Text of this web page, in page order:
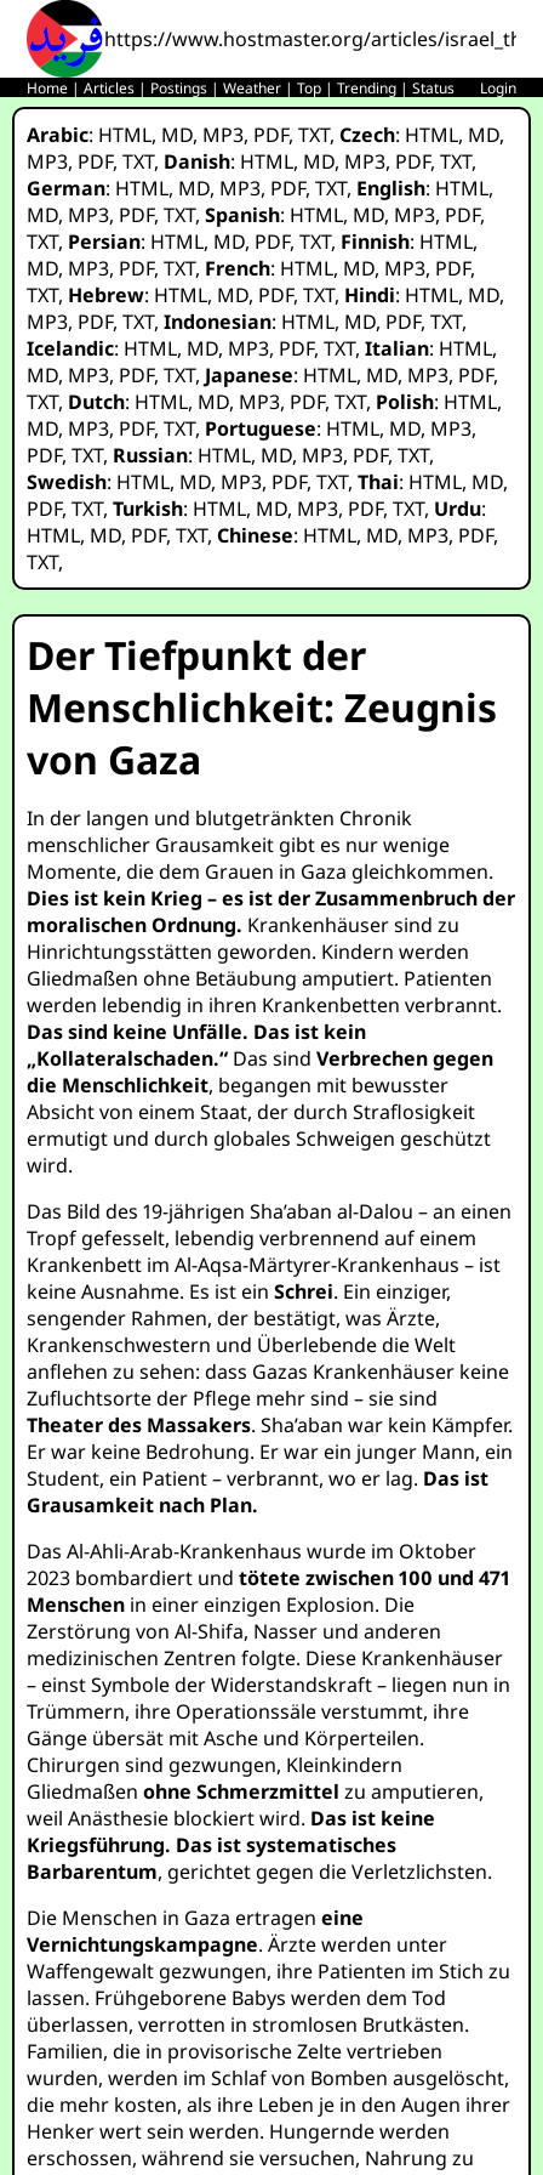
https://www.hostmaster.org/articles/
Home |Articles | Postings |Weather |Top |Trending |Status Login
Arabic: HTML, MD, MP3, PDF,TXT,Czech: HTML, MD,
MP3, PDF,TXT, Danish: HTML, MD, MP3, PDF,TXT,
German: HTML, MD, MP3, PDF,TXT, English: HTML,
MD, MP3, PDF,TXT,Spanish: HTML, MD, MP3, PDF,
TXT, Persian: HTML, MD, PDF,TXT, Finnish: HTML,
MD, MP3, PDF,TXT, French: HTML, MD, MP3, PDF,
TXT, Hebrew: HTML, MD, PDF,TXT, Hindi: HTML, MD,
MP3, PDF,TXT,Indonesian: HTML, MD, PDF,TXT,
Icelandic: HTML, MD, MP3, PDF,TXT,Italian: HTML,
MD, MP3, PDF,TXT, Japanese: HTML, MD, MP3, PDF,
TXT, Dutch: HTML, MD, MP3, PDF,TXT, Polish: HTML,
MD, MP3, PDF,TXT, Portuguese: HTML, MD, MP3,
PDF,TXT, Russian: HTML, MD, MP3, PDF,TXT,
Swedish: HTML, MD, MP3, PDF,TXT,Thai: HTML, MD,
PDF,TXT,Turkish: HTML, MD, MP3, PDF,TXT, Urdu:
HTML, MD, PDF,TXT,Chinese: HTML, MD, MP3, PDF,
TXT,
Der Tiefpunkt der
Menschlichkeit: Zeugnis
von Gaza
In der langen und blutgetränkten Chronik
menschlicher Grausamkeit gibt es nur wenige
Momente, die dem Grauen in Gaza gleichkommen.
Dies ist kein Krieg – es ist der Zusammenbruch der
moralischen Ordnung. Krankenhäuser sind zu
Hinrichtungsstätten geworden. Kindern werden
Gliedmaßen ohne Betäubung amputiert. Patienten
werden lebendig in ihren Krankenbetten verbrannt.
Das sind keine Unfälle. Das ist kein
„Kollateralschaden.“ Das sindVerbrechen gegen
die Menschlichkeit, begangen mit bewusster
Absicht von einem Staat, der durch Straflosigkeit
ermutigt und durch globales Schweigen geschützt
wird.
Das Bild des 19-jährigen Sha’aban al-Dalou – an einen
Tropf gefesselt, lebendig verbrennend auf einem
Krankenbett im Al-Aqsa-Märtyrer-Krankenhaus – ist
keine Ausnahme. Es ist einSchrei. Ein einziger,
sengender Rahmen, der bestätigt, was Ärzte,
Krankenschwestern und Überlebende die Welt
anflehen zu sehen: dass Gazas Krankenhäuser keine
Zufluchtsorte der Pflege mehr sind – sie sind
Theater des Massakers. Sha’aban war kein Kämpfer.
Er war keine Bedrohung. Er war ein junger Mann, ein
Student, ein Patient – verbrannt, wo er lag. Das ist
Grausamkeit nach Plan.
Das Al-Ahli-Arab-Krankenhaus wurde im Oktober
2023 bombardiert undtötete zwischen 100 und 471
Menschen in einer einzigen Explosion. Die
Zerstörung von Al-Shifa, Nasser und anderen
medizinischen Zentren folgte. Diese Krankenhäuser
– einst Symbole der Widerstandskraft – liegen nun in
Trümmern, ihre Operationssäle verstummt, ihre
Gänge übersät mit Asche und Körperteilen.
Chirurgen sind gezwungen, Kleinkindern
Gliedmaßenohne Schmerzmittel zu amputieren,
weil Anästhesie blockiert wird. Das ist keine
Kriegsführung. Das ist systematisches
Barbarentum, gerichtet gegen die Verletzlichsten.
Die Menschen in Gaza ertrageneine
Vernichtungskampagne. Ärzte werden unter
Waffengewalt gezwungen, ihre Patienten im Stich zu
lassen. Frühgeborene Babys werden dem Tod
überlassen, verrotten in stromlosen Brutkästen.
Familien, die in provisorische Zelte vertrieben
wurden, werden im Schlaf von Bomben ausgelöscht,
die mehr kosten, als ihre Leben je in den Augen ihrer
Henker wert sein werden. Hungernde werden
erschossen, während sie versuchen, Nahrung zu